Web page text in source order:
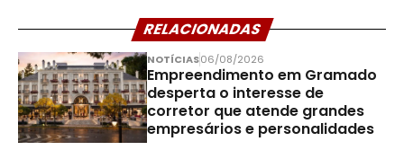
RELACIONADAS
NOTÍCIAS06/08/2026
Empreendimento em Gramado
desperta o interesse de
corretor que atende grandes
empresários e personalidades